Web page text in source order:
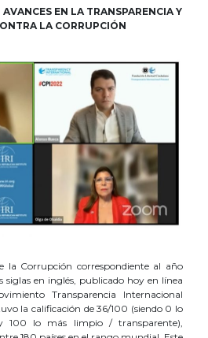
EN LA TRANSPARENCIAY
LA CORRUPCIÓN
la Corrupción correspondiente al año
siglas en inglés, publicado hoy en línea
Transparencia Internacional
la calificación de 36/100 (siendo 0 lo
100 lo más limpio / transparente),